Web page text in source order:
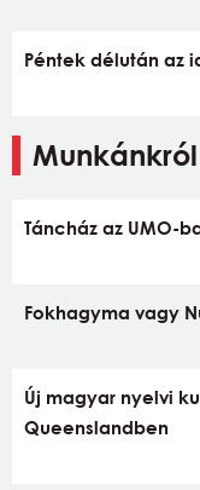
Péntek délután az
Munkánkról
Táncház az UMO-
Fokhagyma vagy
Új magyar nyelvi
Queenslandben